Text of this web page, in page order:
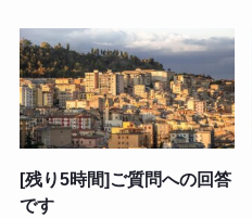
[残り5時間]ご質問への回答
です